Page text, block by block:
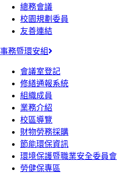
總務會議
校園規劃委員
友善連結
事務暨環安組
會議室登記
修繕通報系統
組織成員
業務介紹
校區導覽
財物勞務採購
節能環保資訊
環境保護暨職業安全委員會
勞健保專區